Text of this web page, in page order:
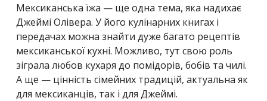
Мексиканська їжа — ще одна тема, яка надихає
Джеймі Олівера. У його кулінарних книгах і
передачах можна знайти дуже багато рецептів
мексиканської кухні. Можливо, тут свою роль
зіграла любов кухаря до помідорів, бобів та чилі.
А ще — цінність сімейних традицій, актуальна як
для мексиканців, так і для Джеймі.